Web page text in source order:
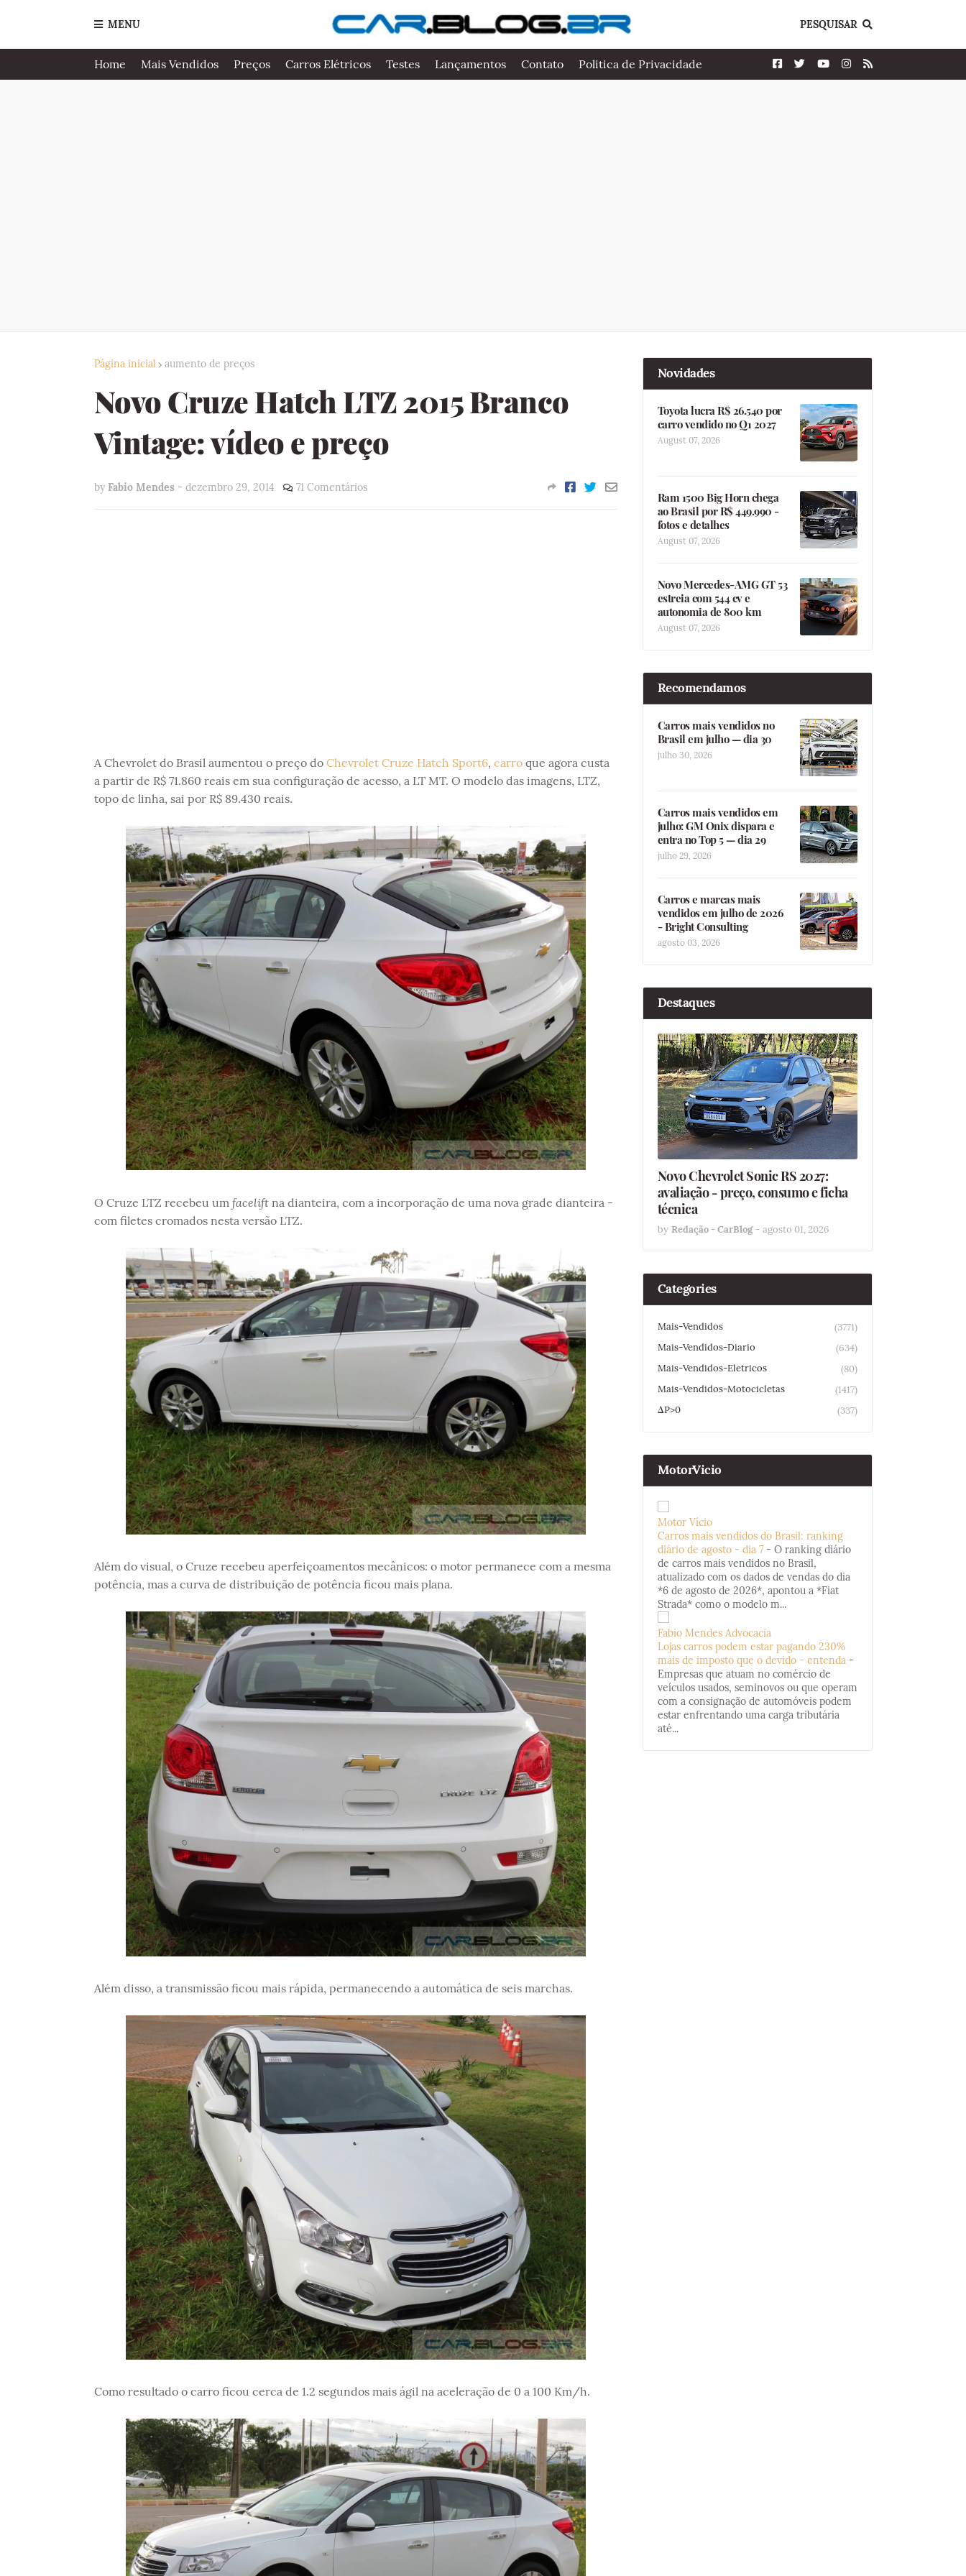
MENU PESQUISAR
Home Mais Vendidos Preços Carros Elétricos Testes Lançamentos Contato Politica de Privacidade
Página inicial aumento de preços
Novo Cruze Hatch LTZ 2015 Branco
Vintage: vídeo e preço
by Fabio Mendes - dezembro 29, 2014 71 Comentários
A Chevrolet do Brasil aumentou o preço do Chevrolet Cruze Hatch Sport6, carroque agora custa
a partir de R$ 71.860 reais em sua configuração de acesso, a LT MT. O modelo das imagens, LTZ,
topo de linha, sai por R$ 89.430 reais.
O Cruze LTZ recebeu um faceliftna dianteira, com a incorporação de uma nova grade dianteira -
com filetes cromados nesta versão LTZ.
Além do visual, o Cruze recebeu aperfeiçoamentos mecânicos: o motor permanece com a mesma
potência, mas a curva de distribuição de potência ficou mais plana.
Além disso, a transmissão ficou mais rápida, permanecendo a automática de seis marchas.
Como resultado o carro ficou cerca de 1.2 segundos mais ágil na aceleração de 0 a 100 Km/h.
Novidades
Toyota lucra R$ 26.540 por
carro vendido no Q1 2027
August 07, 2026
Ram 1500 Big Horn chega
ao Brasil por R$ 449.990 -
fotos e detalhes
August 07, 2026
Novo Mercedes-AMG GT 53
estreia com 544 cv e
autonomia de 800 km
August 07, 2026
Recomendamos
Carros mais vendidos no
Brasil em julho — dia 30
julho 30, 2026
Carros mais vendidos em
julho: GM Onix dispara e
entra no Top 5 — dia 29
julho 29, 2026
Carros e marcas mais
vendidos em julho de 2026
- Bright Consulting
agosto 03, 2026
Destaques
Novo Chevrolet Sonic RS 2027:
avaliação - preço, consumo e ficha
técnica
by Redação - CarBlog - agosto 01, 2026
Categories
Mais-Vendidos
(3771)
Mais-Vendidos-Diario
(634)
Mais-Vendidos-Eletricos
(80)
Mais-Vendidos-Motocicletas
(1417)
ΔP>0
(337)
MotorVicio
Motor Vício
Carros mais vendidos do Brasil: ranking
diário de agosto - dia 7 - O ranking diário
de carros mais vendidos no Brasil,
atualizado com os dados de vendas do dia
*6 de agosto de 2026*, apontou a *Fiat
Strada* como o modelo m...
Fabio Mendes Advocacia
Lojas carros podem estar pagando 230%
mais de imposto que o devido - entenda -
Empresas que atuam no comércio de
veículos usados, seminovos ou que operam
com a consignação de automóveis podem
estar enfrentando uma carga tributária
até...